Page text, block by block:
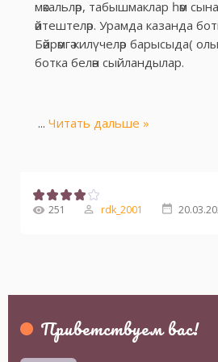
мәкальләр, табышмаклар һәм
әйтештеләр. Урамда казанда
Бәйрәмгә килүчеләр барысыда(
ботка белән сыйландылар.
... Читать дальше »
251 rdk_2001
Приветствуем вас!